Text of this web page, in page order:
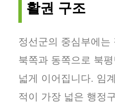
활권 구조
정선군의 중심부에는
북쪽과 동쪽으로 북평
넓게 이어집니다. 임
적이 가장 넓은 행정